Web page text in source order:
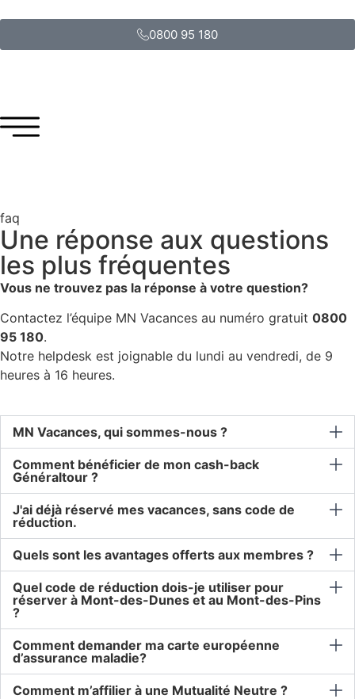
0800 95 180
faq
Une réponse aux questions
les plus fréquentes
Vous ne trouvez pas la réponse à votre question?
Contactez l’équipe MN Vacances au numéro gratuit 0800
95 180.
Notre helpdesk est joignable du lundi au vendredi, de 9
heures à 16 heures.
MN Vacances, qui sommes-nous ?
Comment bénéficier de mon cash-back
Généraltour ?
J'ai déjà réservé mes vacances, sans code de
réduction.
Quels sont les avantages offerts aux membres ?
Quel code de réduction dois-je utiliser pour
réserver à Mont-des-Dunes et au Mont-des-Pins
?
Comment demander ma carte européenne
d’assurance maladie?
Comment m’affilier à une Mutualité Neutre ?